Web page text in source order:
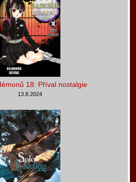
18: Příval nostalgie
13.8.2024